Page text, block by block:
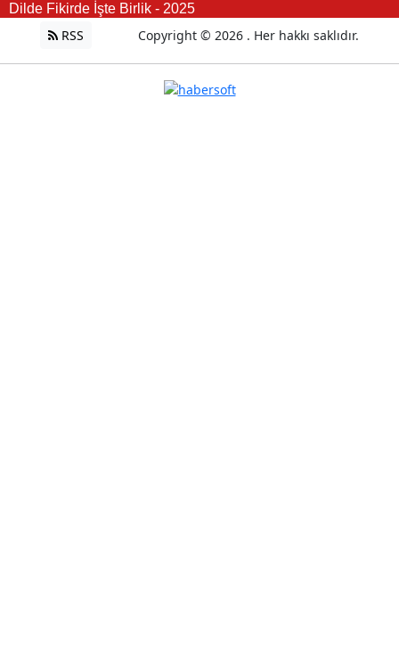
Dilde Fikirde İşte Birlik - 2025
RSS Copyright © 2026 . Her hakkı saklıdır.